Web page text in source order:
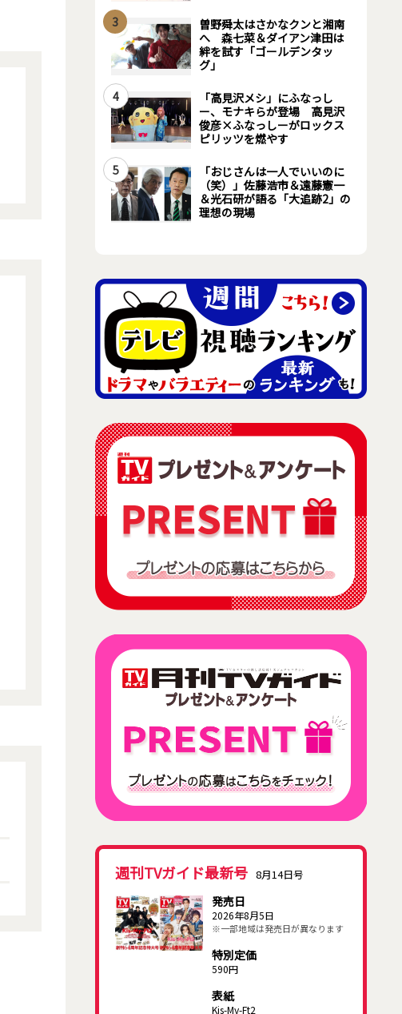
3
曽野舜太はさかなクンと湘南
へ 森七菜＆ダイアン津田は
絆を試す「ゴールデンタッ
グ」
4
「高見沢メシ」にふなっし
ー、モナキらが登場 高見沢
俊彦×ふなっしーがロックス
ピリッツを燃やす
5
「おじさんは一人でいいのに
（笑）」佐藤浩市＆遠藤憲一
＆光石研が語る「大追跡2」の
理想の現場
週刊TVガイド最新号 8月14日号
発売日
2026年8月5日
※一部地域は発売日が異なります
特別定価
590円
表紙
Kis-My-Ft2